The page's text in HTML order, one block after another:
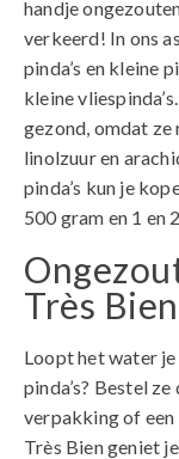
handje
verkeerd! In ons
pinda’s en kleine
kleine
gezond, omdat ze
linolzuur en
pinda’s kun je
500 gram en 1 en
Très Bien
Loopt het water je
pinda’s? Bestel
verpakking of
Très Bien geniet